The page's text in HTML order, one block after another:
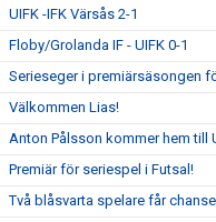
UIFK -IFK Värsås 2-1
Floby/Grolanda IF - UIFK 0-1
Serieseger i premiärsäsongen
Välkommen Lias!
Anton Pålsson kommer hem till
Premiär för seriespel i Futsal!
Två blåsvarta spelare får